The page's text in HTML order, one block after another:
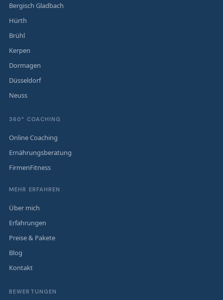
Bergisch Gladbach
Hürth
Brühl
Kerpen
Dormagen
Düsseldorf
Neuss
360° COACHING
Online Coaching
Ernährungsberatung
FirmenFitness
MEHR ERFAHREN
Über mich
Erfahrungen
Preise & Pakete
Blog
Kontakt
BEWERTUNGEN